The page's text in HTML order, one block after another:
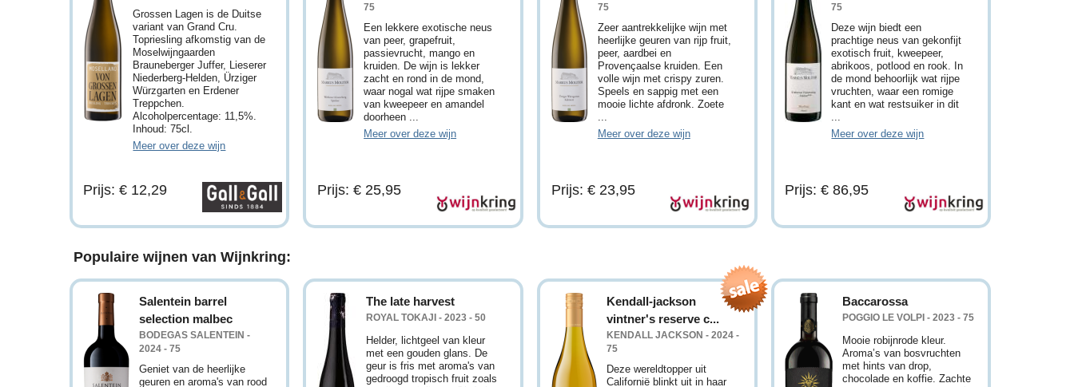
Grossen Lagen is de Duitse
variant van Grand Cru.
Topriesling afkomstig van de
Moselwijngaarden
Brauneberger Juffer, Lieserer
Niederberg-Helden, Ürziger
Würzgarten en Erdener
Treppchen.
Alcoholpercentage: 11,5%.
Inhoud: 75cl.
Meer over deze wijn
Prijs: € 12,29
75
Een lekkere exotische neus
van peer, grapefruit,
passievrucht, mango en
kruiden. De wijn is lekker
zacht en rond in de mond,
waar nogal wat rijpe smaken
van kweepeer en amandel
doorheen ...
Meer over deze wijn
Prijs: € 25,95
75
Zeer aantrekkelijke wijn met
heerlijke geuren van rijp fruit,
peer, aardbei en
Provençaalse kruiden. Een
volle wijn met crispy zuren.
Speels en sappig met een
mooie lichte afdronk. Zoete
Meer over deze wijn
Prijs: € 23,95
75
Deze wijn biedt een
prachtige neus van gekonfijt
exotisch fruit, kweepeer,
abrikoos, potlood en rook. In
de mond behoorlijk wat rijpe
vruchten, waar een romige
kant en wat restsuiker in dit
Meer over deze wijn
Prijs: € 86,95
Populaire wijnen van Wijnkring:
Salentein barrel
selection malbec
BODEGAS SALENTEIN -
2024 - 75
Geniet van de heerlijke
geuren en aroma's van rood
The late harvest
ROYAL TOKAJI - 2023 - 50
Helder, lichtgeel van kleur
met een gouden glans. De
geur is fris met aroma's van
gedroogd tropisch fruit zoals
Kendall-jackson
vintner's reserve c...
KENDALL JACKSON - 2024 -
75
Deze wereldtopper uit
Californië blinkt uit in haar
Baccarossa
POGGIO LE VOLPI - 2023 - 75
Mooie robijnrode kleur.
Aroma’s van bosvruchten
met hints van drop,
chocolade en koffie. Zachte